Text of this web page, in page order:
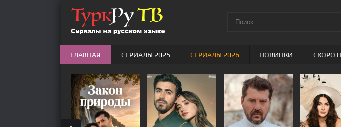
ГЛАВНАЯ СЕРИАЛЫ 2025 СЕРИАЛЫ 2026 НОВИНКИ СКОРО